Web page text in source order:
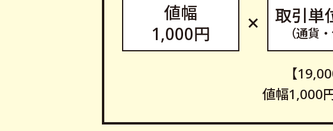
値幅
1,000円
× 取引単
（通貨
【
値幅1,000